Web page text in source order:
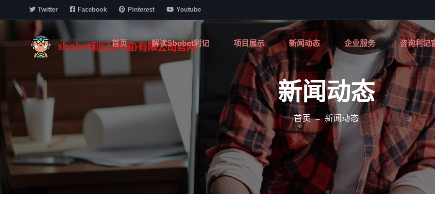
Twitter Facebook Pinterest Youtube
首页 解读sbobet利记 项目展示 新闻动态 企业服务 咨询利记
新闻动态
首页 新闻动态